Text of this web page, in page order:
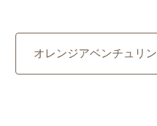
オレンジアベンチュリ